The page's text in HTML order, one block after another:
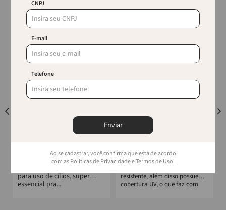
CNPJ
E-mail
Telefone
Enviar
Ao se cadastrar, você confirma que está de acordo
com as Políticas de Privacidade e Termos de Uso.
Quem viu, viu também
Ricca 7G Branca
A linha de Cílios Ricca
para uso de cílios, super
essencial pra...
As Unhas Postiças Ricca são
resistente, além disso possuem
cobertura UV, o que faz com